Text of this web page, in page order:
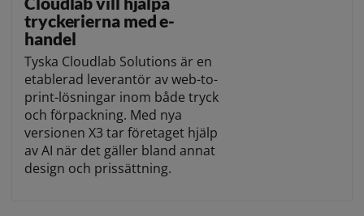
tryckerierna med e-
handel
Tyska Cloudlab Solutions är en
etablerad leverantör av web-to-
print-lösningar inom både tryck
och förpackning. Med nya
versionen X3 tar företaget hjälp
av AI när det gäller bland annat
design och prissättning.